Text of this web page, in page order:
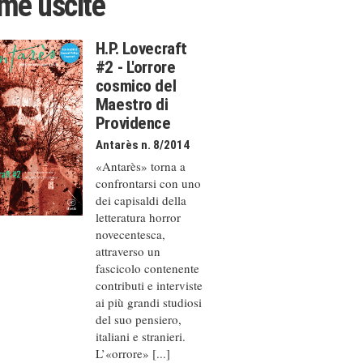
H.P. Lovecraft
#2 - L'orrore
cosmico del
Maestro di
Providence
Antarès n. 8/2014
«Antarès» torna a
confrontarsi con uno
dei capisaldi della
letteratura horror
novecentesca,
attraverso un
fascicolo contenente
contributi e interviste
ai più grandi studiosi
del suo pensiero,
italiani e stranieri.
L’«orrore» [...]